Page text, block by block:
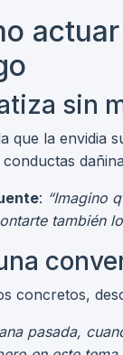
sin
que la envidia
: “Imagino
también
concretos,
pasada,